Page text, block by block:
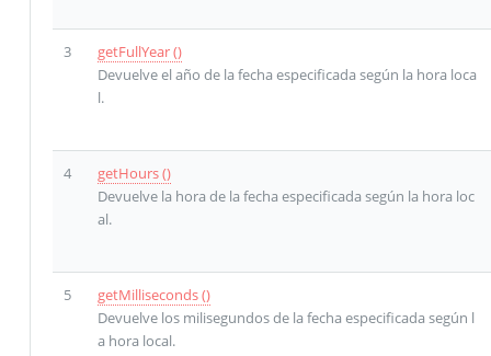
3
getFullYear ()
Devuelve el año de la fecha especificada según la hora loca
l.
4
getHours ()
Devuelve la hora de la fecha especificada según la hora loc
al.
5
getMilliseconds ()
Devuelve los milisegundos de la fecha especificada según l
a hora local.